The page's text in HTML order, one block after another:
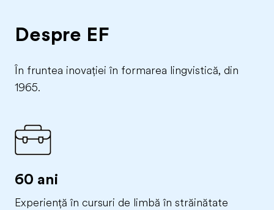
Despre EF
În fruntea inovației în formarea lingvistică, din
1965.
60 ani
Experiență în cursuri de limbă în străinătate